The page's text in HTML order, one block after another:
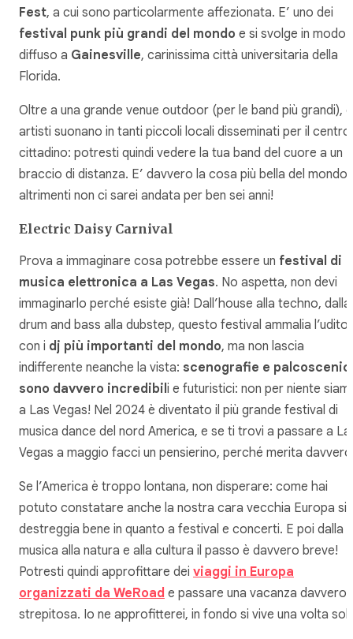
Fest, a cui sono particolarmente affezionata. E’ uno dei
festival punk più grandi del mondo e si svolge in modo
diffuso a Gainesville, carinissima città universitaria della
Florida.
Oltre a una grande venue outdoor (per le band più grandi),
artisti suonano in tanti piccoli locali disseminati per il centro
cittadino: potresti quindi vedere la tua band del cuore a un
braccio di distanza. E’ davvero la cosa più bella del mondo,
altrimenti non ci sarei andata per ben sei anni!
Electric Daisy Carnival
Prova a immaginare cosa potrebbe essere un festival di
musica elettronica a Las Vegas. No aspetta, non devi
immaginarlo perché esiste già! Dall’house alla techno, dalla
drum and bass alla dubstep, questo festival ammalia l’udito
con i dj più importanti del mondo, ma non lascia
indifferente neanche la vista: scenografie e
sono davvero incredibil i e futuristici: non per niente
a Las Vegas! Nel 2024 è diventato il più grande festival di
musica dance del nord America, e se ti trovi a passare a
Vegas a maggio facci un pensierino, perché merita
Se l’America è troppo lontana, non disperare: come hai
potuto constatare anche la nostra cara vecchia Europa si
destreggia bene in quanto a festival e concerti. E poi dalla
musica alla natura e alla cultura il passo è davvero breve!
Potresti quindi approfittare dei viaggi in Europa
organizzati da WeRoad e passare una vacanza davvero
strepitosa. Io ne approfitterei, in fondo si vive una volta